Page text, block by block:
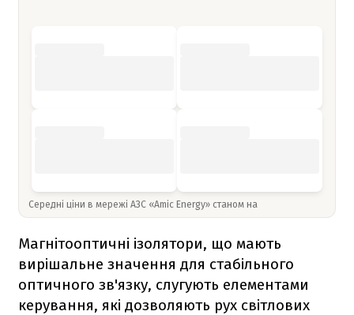
Середні ціни в мережі АЗС «Amic Energy» станом на
Магнітооптичні ізолятори, що мають
вирішальне значення для стабільного
оптичного зв'язку, слугують елементами
керування, які дозволяють рух світлових